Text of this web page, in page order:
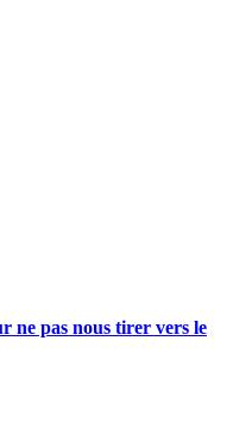
ne pas nous tirer vers le